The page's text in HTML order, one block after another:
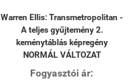
Warren Ellis: Transmetropolitan -
A teljes gyűjtemény 2.
keménytáblás képregény
NORMÁL VÁLTOZAT
Fogyasztói ár: